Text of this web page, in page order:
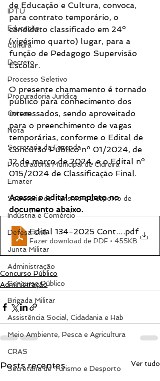
IPTU
Educação
Cultura
Decreto
Processo Seletivo
Procuradoria Jurídica
Corsan
Nota
Secretaria da Fazenda
Procuradoria Municipal de Cidreira
Emater
Secretaria do Turismo e Desporto de
Indústria e Comércio
Defesa Civil
Junta Militar
Administração
Concurso Público
Brigada Militar
Assistência Social, Cidadania e Hab
Meio Ambiente, Pesca e Agricultura
CRAS
Secretaria de Turismo e Desporto
de Educação e Cultura, convoca,
para contrato temporário, o
candidato classificado em 24º
(vigésimo quarto) lugar, para a
função de Pedagogo Supervisão
Escolar.
O presente chamamento é tornado
público para conhecimento dos
interessados, sendo aproveitado
para o preenchimento de vagas
temporárias, conforme o Edital de
Concurso Público nº 01/2024, de
12 de março de 2024, e o Edital nº
015/2024 de Classificação Final.
Acesse o edital completo no
documento abaixo.
Edital 134-2025 Contrato.pdf
Fazer download de PDF • 455KB
Concurso Público
Administração
Posts recentes Ver tudo